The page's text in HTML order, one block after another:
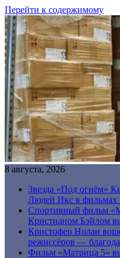
Перейти к содержимому
8 августа, 2026
Звезда «Под огнём»
Людей Икс в фильмах
Спортивный фильм
Кристианом Бэйлом
Кристофер Нолан
режиссёров —
Фильм «Матрица 5»